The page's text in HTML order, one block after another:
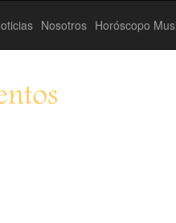
Nosotros Horóscopo